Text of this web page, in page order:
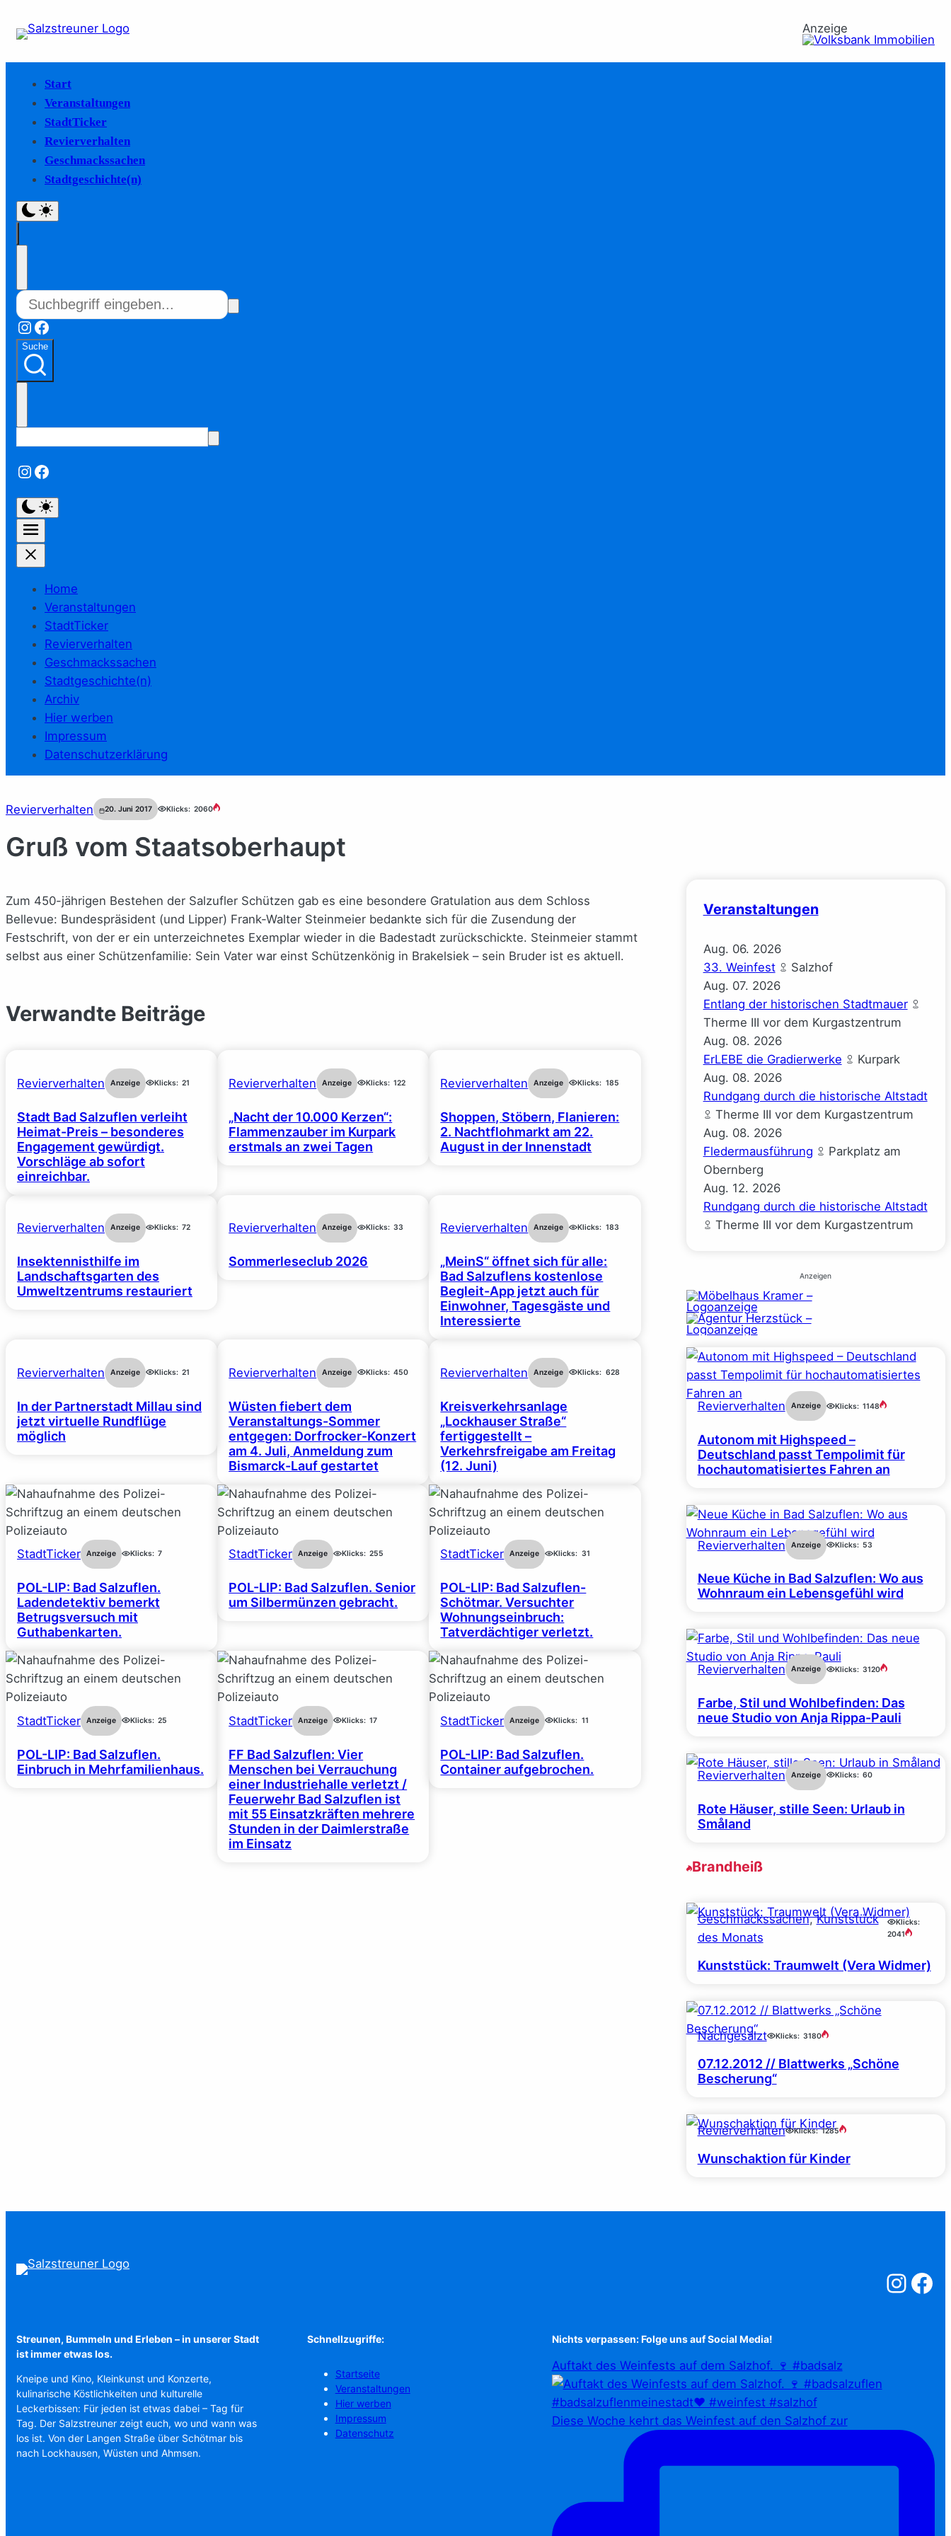
Anzeige
Start
Veranstaltungen
StadtTicker
Revierverhalten
Geschmackssachen
Stadtgeschichte(n)
Instagram
Facebook
Suche
Instagram
Facebook
Home
Veranstaltungen
StadtTicker
Revierverhalten
Geschmackssachen
Stadtgeschichte(n)
Archiv
Hier werben
Impressum
Datenschutzerklärung
Revierverhalten 20. Juni 2017 Klicks: 2060
Gruß vom Staatsoberhaupt
Zum 450-jährigen Bestehen der Salzufler Schützen gab es eine besondere Gratulation aus dem Schloss
Bellevue: Bundespräsident (und Lipper) Frank-Walter Steinmeier bedankte sich für die Zusendung der
Festschrift, von der er ein unterzeichnetes Exemplar wieder in die Badestadt zurückschickte. Steinmeier stammt
selbst aus einer Schützenfamilie: Sein Vater war einst Schützenkönig in Brakelsiek – sein Bruder ist es aktuell.
Verwandte Beiträge
Revierverhalten Anzeige Klicks: 21
Stadt Bad Salzuflen verleiht
Heimat-Preis – besonderes
Engagement gewürdigt.
Vorschläge ab sofort
einreichbar.
Revierverhalten Anzeige Klicks: 122
„Nacht der 10.000 Kerzen“:
Flammenzauber im Kurpark
erstmals an zwei Tagen
Revierverhalten Anzeige Klicks: 185
Shoppen, Stöbern, Flanieren:
2. Nachtflohmarkt am 22.
August in der Innenstadt
Revierverhalten Anzeige Klicks: 72
Insektennisthilfe im
Landschaftsgarten des
Umweltzentrums restauriert
Revierverhalten Anzeige Klicks: 33
Sommerleseclub 2026
Revierverhalten Anzeige Klicks: 183
„MeinS“ öffnet sich für alle:
Bad Salzuflens kostenlose
Begleit-App jetzt auch für
Einwohner, Tagesgäste und
Interessierte
Revierverhalten Anzeige Klicks: 21
In der Partnerstadt Millau sind
jetzt virtuelle Rundflüge
möglich
Revierverhalten Anzeige Klicks: 450
Wüsten fiebert dem
Veranstaltungs-Sommer
entgegen: Dorfrocker-Konzert
am 4. Juli, Anmeldung zum
Bismarck-Lauf gestartet
Revierverhalten Anzeige Klicks: 628
Kreisverkehrsanlage
„Lockhauser Straße“
fertiggestellt –
Verkehrsfreigabe am Freitag
(12. Juni)
StadtTicker Anzeige Klicks: 7
POL-LIP: Bad Salzuflen.
Ladendetektiv bemerkt
Betrugsversuch mit
Guthabenkarten.
StadtTicker Anzeige Klicks: 255
POL-LIP: Bad Salzuflen. Senior
um Silbermünzen gebracht.
StadtTicker Anzeige Klicks: 31
POL-LIP: Bad Salzuflen-
Schötmar. Versuchter
Wohnungseinbruch:
Tatverdächtiger verletzt.
StadtTicker Anzeige Klicks: 25
POL-LIP: Bad Salzuflen.
Einbruch in Mehrfamilienhaus.
StadtTicker Anzeige Klicks: 17
FF Bad Salzuflen: Vier
Menschen bei Verrauchung
einer Industriehalle verletzt /
Feuerwehr Bad Salzuflen ist
mit 55 Einsatzkräften mehrere
Stunden in der Daimlerstraße
im Einsatz
StadtTicker Anzeige Klicks: 11
POL-LIP: Bad Salzuflen.
Container aufgebrochen.
Veranstaltungen
Aug. 06. 2026
33. Weinfest
Salzhof
Aug. 07. 2026
Entlang der historischen Stadtmauer
Therme III vor dem Kurgastzentrum
Aug. 08. 2026
ErLEBE die Gradierwerke
Kurpark
Aug. 08. 2026
Rundgang durch die historische Altstadt
Therme III vor dem Kurgastzentrum
Aug. 08. 2026
Fledermausführung
Parkplatz am
Obernberg
Aug. 12. 2026
Rundgang durch die historische Altstadt
Therme III vor dem Kurgastzentrum
Anzeigen
Revierverhalten Anzeige Klicks: 1148
Autonom mit Highspeed –
Deutschland passt Tempolimit für
hochautomatisiertes Fahren an
Revierverhalten Anzeige Klicks: 53
Neue Küche in Bad Salzuflen: Wo aus
Wohnraum ein Lebensgefühl wird
Revierverhalten Anzeige Klicks: 3120
Farbe, Stil und Wohlbefinden: Das
neue Studio von Anja Rippa-Pauli
Revierverhalten Anzeige Klicks: 60
Rote Häuser, stille Seen: Urlaub in
Småland
Brandheiß
Geschmackssachen, Kunststück
des Monats
Klicks:
2041
Kunststück: Traumwelt (Vera Widmer)
Nachgesalzt Klicks: 3180
07.12.2012 // Blattwerks „Schöne
Bescherung“
Revierverhalten Klicks: 1285
Wunschaktion für Kinder
Salzstreuner
Streunen, Bummeln und Erleben – in unserer Stadt
ist immer etwas los.
Kneipe und Kino, Kleinkunst und Konzerte,
kulinarische Köstlichkeiten und kulturelle
Leckerbissen: Für jeden ist etwas dabei – Tag für
Tag. Der Salzstreuner zeigt euch, wo und wann was
los ist. Von der Langen Straße über Schötmar bis
nach Lockhausen, Wüsten und Ahmsen.
Schnellzugriffe:
Startseite
Veranstaltungen
Hier werben
Impressum
Datenschutz
Nichts verpassen: Folge uns auf Social Media!
Auftakt des Weinfests auf dem Salzhof. 🍷 #badsalz
Diese Woche kehrt das Weinfest auf den Salzhof zur